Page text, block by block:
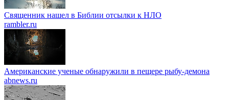
Священник нашел в Библии отсылки к НЛО
rambler.ru
Американские ученые обнаружили в пещере рыбу-демона
abnews.ru